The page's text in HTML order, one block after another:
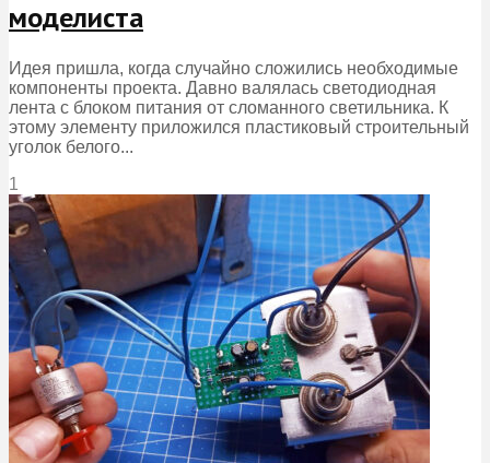
моделиста
Идея пришла, когда случайно сложились необходимые
компоненты проекта. Давно валялась светодиодная
лента с блоком питания от сломанного светильника. К
этому элементу приложился пластиковый строительный
уголок белого...
1